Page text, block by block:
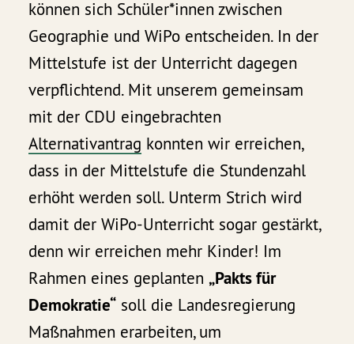
können sich Schüler*innen zwischen
Geographie und WiPo entscheiden. In der
Mittelstufe ist der Unterricht dagegen
verpflichtend. Mit unserem gemeinsam
mit der CDU eingebrachten
Alternativantrag konnten wir erreichen,
dass in der Mittelstufe die Stundenzahl
erhöht werden soll. Unterm Strich wird
damit der WiPo-Unterricht sogar gestärkt,
denn wir erreichen mehr Kinder! Im
Rahmen eines geplanten„Pakts für
Demokratie“ soll die Landesregierung
Maßnahmen erarbeiten, um